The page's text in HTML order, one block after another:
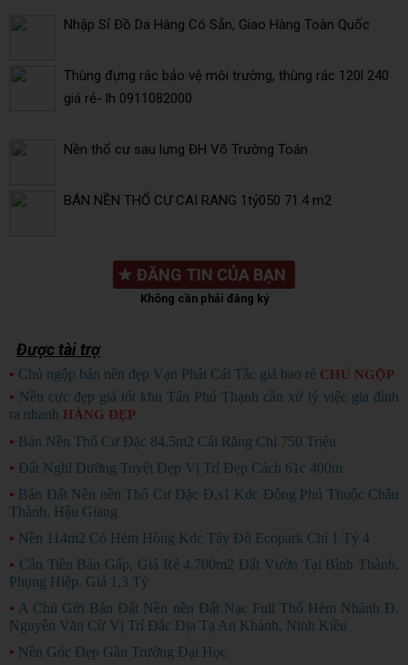
Nhập Sỉ Đồ Da Hàng Có Sẵn, Giao Hàng Toàn Quốc
Thùng đựng rác bảo vệ môi trường, thùng rác 120l 240
giá rẻ- lh 0911082000
Nền thổ cư sau lưng ĐH Võ Trường Toán
BÁN NỀN THỔ CƯ CAI RANG 1tỷ050 71.4 m2
★ ĐĂNG TIN CỦA BẠN
Không cần phải đăng ký
Được tài trợ
• Chủ ngộp bán nền đẹp Vạn Phát Cái Tắc giá bao rẻ CHỦ NGỘP
• Nền cực đẹp giá tốt khu Tân Phú Thạnh cần xử lý việc gia đình
ra nhanh HÀNG ĐẸP
• Bán Nền Thổ Cư Đặc 84.5m2 Cái Răng Chỉ 750 Triệu
• Đất Nghĩ Dưỡng Tuyệt Đẹp Vị Trí Đẹp Cách 61c 400m
• Bán Đất Nền nền Thổ Cư Đặc Đ.s1 Kdc Đông Phú Thuộc Châu
Thành, Hậu Giang
• Nền 114m2 Có Hẻm Hông Kdc Tây Đô Ecopark Chỉ 1 Tỷ 4
• Cần Tiền Bán Gấp, Giá Rẻ 4.700m2 Đất Vườn Tại Bình Thành,
Phụng Hiệp. Giá 1,3 Tỷ
• A Chủ Gửi Bán Đất Nền nền Đất Nạc Full Thổ Hẻm Nhánh Đ.
Nguyễn Văn Cừ Vị Trí Đắc Địa Tạ An Khánh, Ninh Kiều
• Nền Góc Đẹp Gần Trường Đại Học